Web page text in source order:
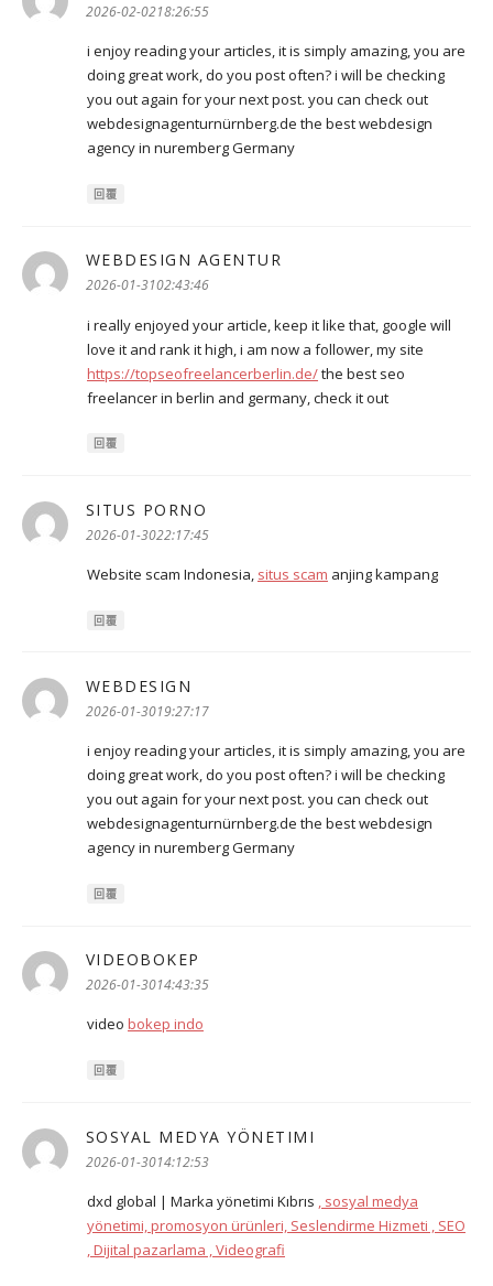
2026-02-0218:26:55
i enjoy reading your articles, it is simply amazing, you are
doing great work, do you post often? i will be checking
you out again for your next post. you can check out
webdesignagenturnürnberg.de the best webdesign
agency in nuremberg Germany
回覆
WEBDESIGN AGENTUR
2026-01-3102:43:46
i really enjoyed your article, keep it like that, google will
love it and rank it high, i am now a follower, my site
https://topseofreelancerberlin.de/the best seo
freelancer in berlin and germany, check it out
回覆
SITUS PORNO
示:
2026-01-3022:17:45
Website scam Indonesia, situs scam anjing kampang
回覆
WEBDESIGN
示:
2026-01-3019:27:17
i enjoy reading your articles, it is simply amazing, you are
doing great work, do you post often? i will be checking
you out again for your next post. you can check out
webdesignagenturnürnberg.de the best webdesign
agency in nuremberg Germany
回覆
VIDEOBOKEP
示:
2026-01-3014:43:35
video bokep indo
回覆
SOSYAL MEDYA YÖNETIMI
2026-01-3014:12:53
dxd global | Marka yönetimi Kıbrıs , sosyal medya
yönetimi, promosyon ürünleri, Seslendirme Hizmeti , SEO
, Dijital pazarlama , Videografi